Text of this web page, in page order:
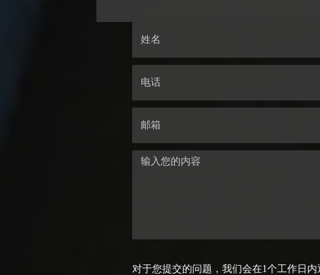
对于您提交的问题，我们会在1个工作日